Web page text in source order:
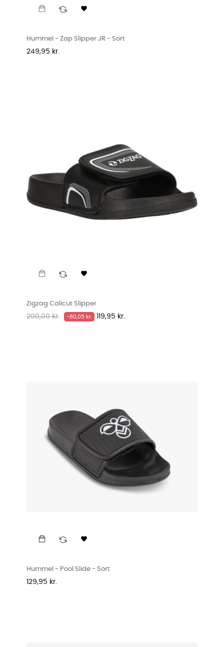

Hummel - Zap Slipper JR - Sort
Pris
249,95 kr.

Zigzag Calicut Slipper
Normalpris
200,00 kr. -80,05 kr. Pris
119,95 kr.

Hummel - Pool Slide - Sort
Pris
129,95 kr.